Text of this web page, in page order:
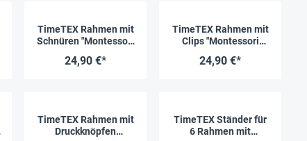
TimeTEX Rahmen mit
Schnüren "Montessori
24,90 €*
TimeTEX Rahmen mit
Clips "Montessori
24,90 €*
TimeTEX Rahmen mit
Druckknöpfen
TimeTEX Ständer für
6 Rahmen mit